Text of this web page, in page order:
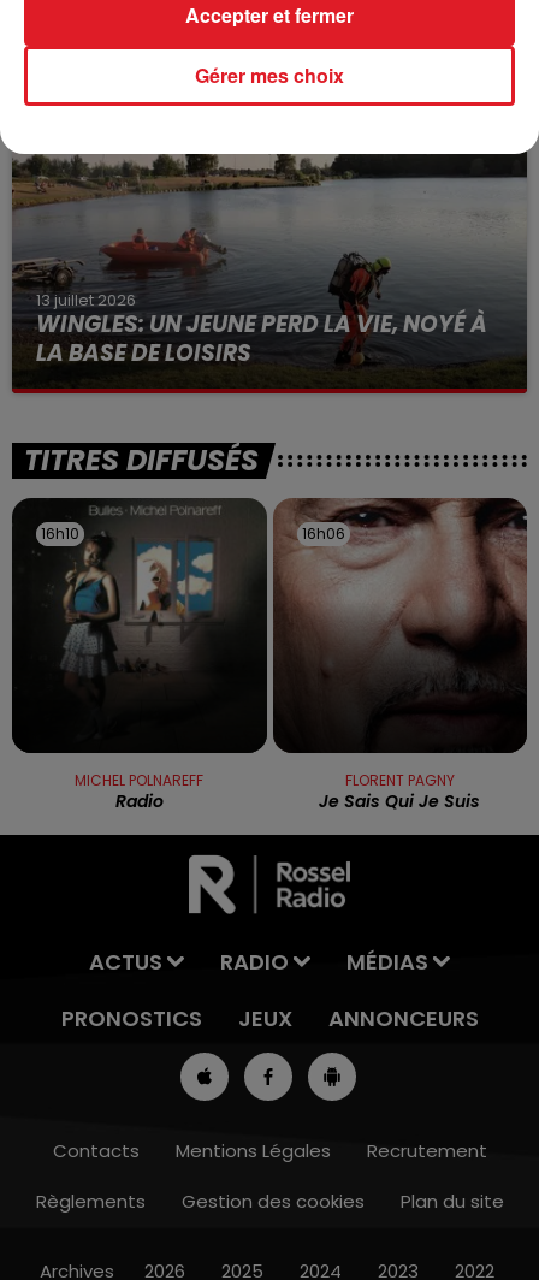
12h00 - 13h00
BÉTHUNE: ENQUÊTE POUR HOMICIDE
VOLONTAIRE EN COURS, APRÈS LA...
Selon les premiers éléments, le logement servait
à des prostituées
13 juillet 2026
WINGLES: UN JEUNE PERD LA VIE, NOYÉ À
LA BASE DE LOISIRS
La victime a coulé à pic
TITRES DIFFUSÉS
16h10
16h10
MICHEL POLNAREFF
Radio
16h06
16h06
FLORENT PAGNY
Je Sais Qui Je Suis
ACTUS RADIO
MÉDIAS
PRONOSTICS
JEUX ANNONCEURS
Contacts Mentions Légales
Recrutement
Règlements
Gestion des cookies Plan du site
Archives 2026 2025 2024 2023 2022
Gérer mes choix
Accepter et fermer